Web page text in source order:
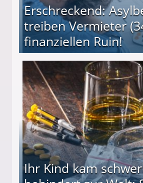
Erschreckend:
treiben Vermieter
finanziellen Ruin!
(34) in den finanziellen Ruin!
Ihr Kind kam schwer